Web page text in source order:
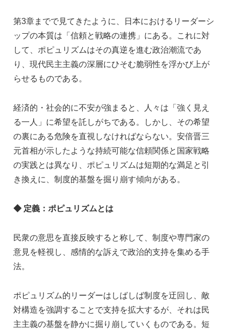
第3章までで見てきたように、日本におけるリーダーシ
ップの本質は「信頼と戦略の連携」にある。これに対
して、ポピュリズムはその真逆を進む政治潮流であ
り、現代民主主義の深層にひそむ脆弱性を浮かび上が
らせるものである。
経済的・社会的に不安が強まると、人々は「強く見え
る一人」に希望を託しがちである。しかし、その希望
の裏にある危険を直視しなければならない。安倍晋三
元首相が示したような持続可能な信頼関係と国家戦略
の実践とは異なり、ポピュリズムは短期的な満足と引
き換えに、制度的基盤を掘り崩す傾向がある。
◆ 定義：ポピュリズムとは
民衆の意思を直接反映すると称して、制度や専門家の
意見を軽視し、感情的な訴えで政治的支持を集める手
法。
ポピュリズム的リーダーはしばしば制度を迂回し、敵
対構造を強調することで支持を拡大するが、それは民
主主義の基盤を静かに掘り崩していくものである。短